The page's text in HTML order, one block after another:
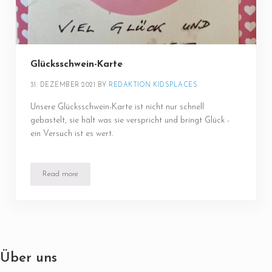
Glücksschwein-Karte
31. DEZEMBER 2021 BY REDAKTION KIDSPLACES
Unsere Glücksschwein-Karte ist nicht nur schnell
gebastelt, sie hält was sie verspricht und bringt Glück -
ein Versuch ist es wert.
Read moreGlücksschwein-Karte
Über uns